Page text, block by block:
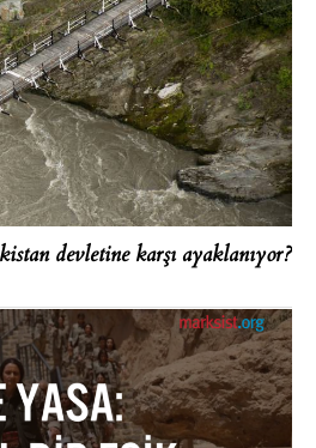
devletine karşı ayaklanıyor?